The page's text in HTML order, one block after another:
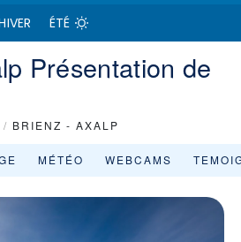
ÉTÉ
Présentation de
/ BRIENZ - AXALP
MÉTÉO WEBCAMS